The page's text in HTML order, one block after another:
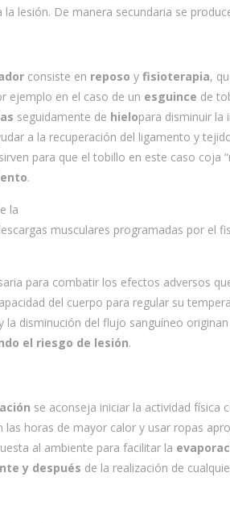
lesión. De manera secundaria se
consiste en reposo y fisioterapia,
ejemplo en el caso de un esguince de
seguidamente de hielopara disminuir la
a la recuperación del ligamento y
para que el tobillo en este caso coja
.
la
musculares programadas por el
para combatir los efectos adversos
del cuerpo para regular su
la disminución del flujo sanguíneo
el riesgo de lesión.
se aconseja iniciar la actividad física
las horas de mayor calor y usar ropas
al ambiente para facilitar la
y después de la realización de